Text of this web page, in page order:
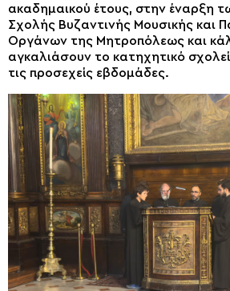
ακαδημαικού έτους, στην έναρξη
Σχολής Βυζαντινής Μουσικής και
Οργάνων της Μητροπόλεως και
αγκαλιάσουν το κατηχητικό
τις προσεχείς εβδομάδες.